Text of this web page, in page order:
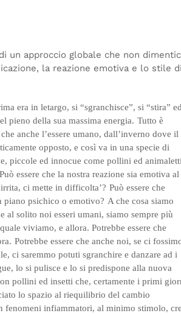
un approccio globale che non
la reazione emotiva e lo stile di
era in letargo, si “sgranchisce”, si “stira” ed
pieno della sua massima energia. Tutto è
anche l’essere umano, dall’inverno dove il
opposto, e così va in una specie di
piccole ed innocue come pollini ed
Può essere che la nostra reazione sia emotiva al
ci mette in difficolta’? Può essere che
piano psichico o emotivo? A che cosa siamo
al solito noi esseri umani, siamo sempre più
viviamo, e allora. Potrebbe essere che
Potrebbe essere che anche noi, se ci
ci saremmo potuti sgranchire e danzare ad i
lo si pulisce e lo si predispone alla nuova
pollini ed insetti che, certamente i primi
lo spazio al riequilibrio del cambio
fenomeni infiammatori, al minimo stimolo,